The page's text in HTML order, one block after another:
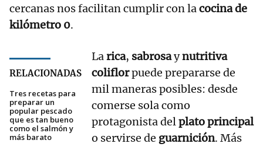
cercanas nos facilitan cumplir con lacocina de
kilómetro 0.
RELACIONADAS
Tres recetas para
preparar un
popular pescado
que es tan bueno
como el salmón y
más barato
Larica, sabrosaynutritiva
coliflorpuede prepararse de
mil maneras posibles: desde
comerse sola como
protagonista delplato principal
o servirse de guarnición. Más